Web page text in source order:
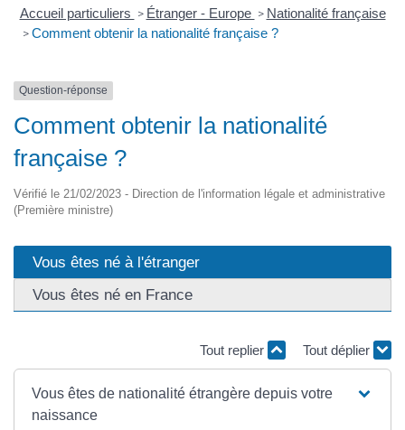
Accueil particuliers > Étranger - Europe > Nationalité française
> Comment obtenir la nationalité française ?
Question-réponse
Comment obtenir la nationalité
française ?
Vérifié le 21/02/2023 - Direction de l'information légale et administrative
(Première ministre)
Vous êtes né à l'étranger
Vous êtes né en France
Tout replier Tout déplier
Vous êtes de nationalité étrangère depuis votre
naissance